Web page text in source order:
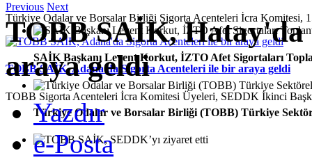
Türkiye Odalar ve Borsalar Birliği Sigorta Acenteleri İcra Komitesi,
TOBB SAİK, Adana'da Sigorta Acenteleri ile bir araya geldi
TOBB Sigorta Acenteleri İcra Komitesi Üyeleri, SEDDK İkinci
Previous Next
SAİK Başkanı Levent Korkut, İZTO Afet Sigortaları
Türkiye Odalar ve Borsalar Birliği (TOBB) Türkiye
TOBB SAİK,
araya geldi
Yazdır
e-Posta